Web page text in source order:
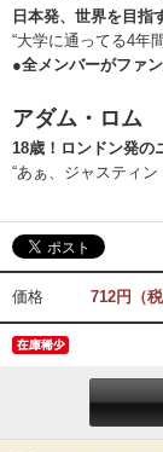
日本発、世界を目指
“大学に通ってる4年
●全メンバーがファ
アダム・ロム
18歳！ロンドン発の
“あぁ、ジャスティ
価格 712円（税